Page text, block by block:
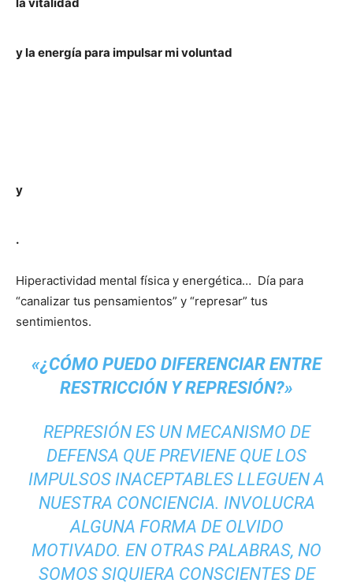
y la energía para impulsar mi voluntad
y
.
Hiperactividad mental física y energética… Día para
“canalizar tus pensamientos” y “represar” tus
sentimientos.
«¿CÓMO PUEDO DIFERENCIAR ENTRE
RESTRICCIÓN Y REPRESIÓN?»
REPRESIÓN ES UN MECANISMO DE
DEFENSA QUE PREVIENE QUE LOS
IMPULSOS INACEPTABLES LLEGUEN A
NUESTRA CONCIENCIA. INVOLUCRA
ALGUNA FORMA DE OLVIDO
MOTIVADO. EN OTRAS PALABRAS, NO
SOMOS SIQUIERA CONSCIENTES DE